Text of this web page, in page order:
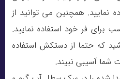
نمایید. همچنین می توانید از
برای فر خود استفاده نمایید.
که حتما از دستکش استفاده
شما آسیبی نبیند.